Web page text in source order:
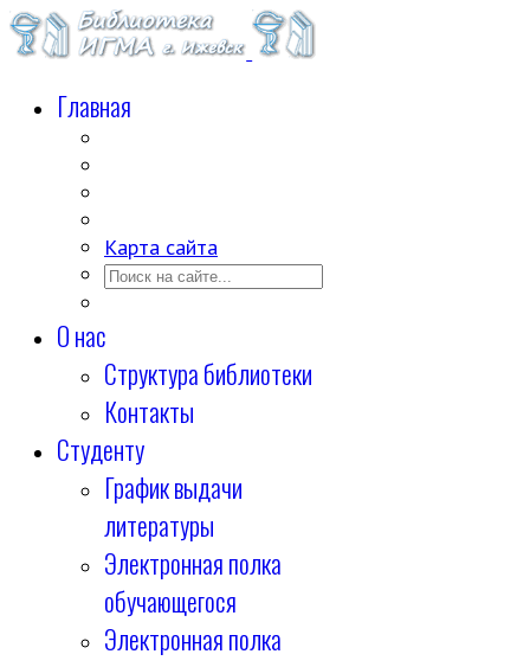
Главная
Карта сайта
О нас
Структура библиотеки
Контакты
Студенту
График выдачи
литературы
Электронная полка
обучающегося
Электронная полка